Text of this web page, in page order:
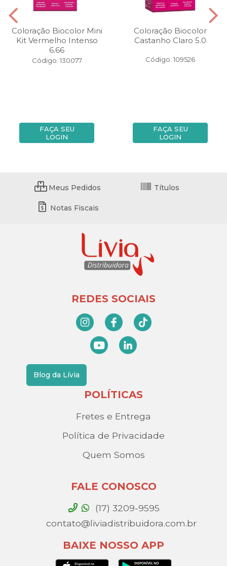
Coloração Biocolor Mini
Kit Vermelho Intenso
6.66
Código: 130077
FAÇA SEU
LOGIN
Coloração Biocolor
Castanho Claro 5.0
Código: 109526
FAÇA SEU
LOGIN
Meus Pedidos Títulos
Notas Fiscais
REDES SOCIAIS
Blog da Lívia
POLÍTICAS
Fretes e Entrega
Política de Privacidade
Quem Somos
FALE CONOSCO
(17) 3209-9595
contato@liviadistribuidora.com.br
BAIXE NOSSO APP